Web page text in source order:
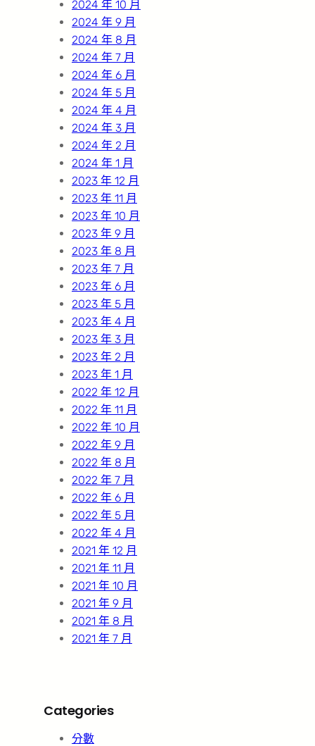
2024 年 10 月
2024 年 9 月
2024 年 8 月
2024 年 7 月
2024 年 6 月
2024 年 5 月
2024 年 4 月
2024 年 3 月
2024 年 2 月
2024 年 1 月
2023 年 12 月
2023 年 11 月
2023 年 10 月
2023 年 9 月
2023 年 8 月
2023 年 7 月
2023 年 6 月
2023 年 5 月
2023 年 4 月
2023 年 3 月
2023 年 2 月
2023 年 1 月
2022 年 12 月
2022 年 11 月
2022 年 10 月
2022 年 9 月
2022 年 8 月
2022 年 7 月
2022 年 6 月
2022 年 5 月
2022 年 4 月
2021 年 12 月
2021 年 11 月
2021 年 10 月
2021 年 9 月
2021 年 8 月
2021 年 7 月
Categories
分數